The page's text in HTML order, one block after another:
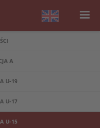
A
U-19
U-17
U-15